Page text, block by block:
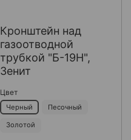
Кронштейн над
газоотводной
трубкой "Б-19Н",
Зенит
Цвет
Черный Песочный
Золотой